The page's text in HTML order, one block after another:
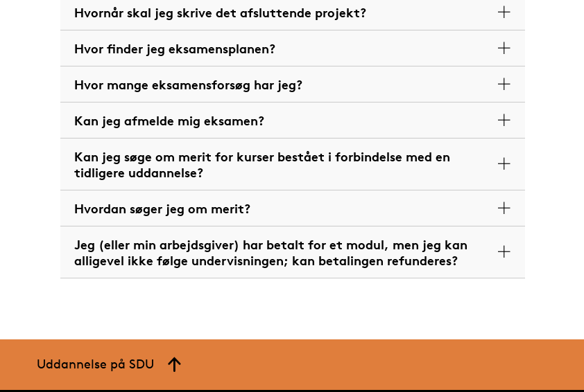
Hvornår skal jeg skrive det afsluttende projekt?
Hvor finder jeg eksamensplanen?
Hvor mange eksamensforsøg har jeg?
Kan jeg afmelde mig eksamen?
Kan jeg søge om merit for kurser bestået i forbindelse med en
tidligere uddannelse?
Hvordan søger jeg om merit?
Jeg (eller min arbejdsgiver) har betalt for et modul, men jeg kan
alligevel ikke følge undervisningen; kan betalingen refunderes?
Uddannelse på SDU